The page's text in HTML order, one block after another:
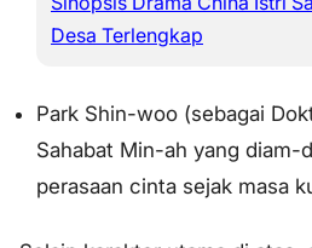
Desa Terlengkap
Park Shin-woo (sebagai
Sahabat Min-ah yang diam-
perasaan cinta sejak masa